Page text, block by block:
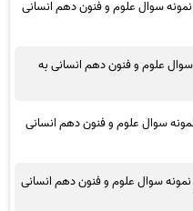
سوال علوم و فنون دهم انسانی
سوال علوم و فنون دهم انسانی به
سوال علوم و فنون دهم انسانی
سوال علوم و فنون دهم انسانی